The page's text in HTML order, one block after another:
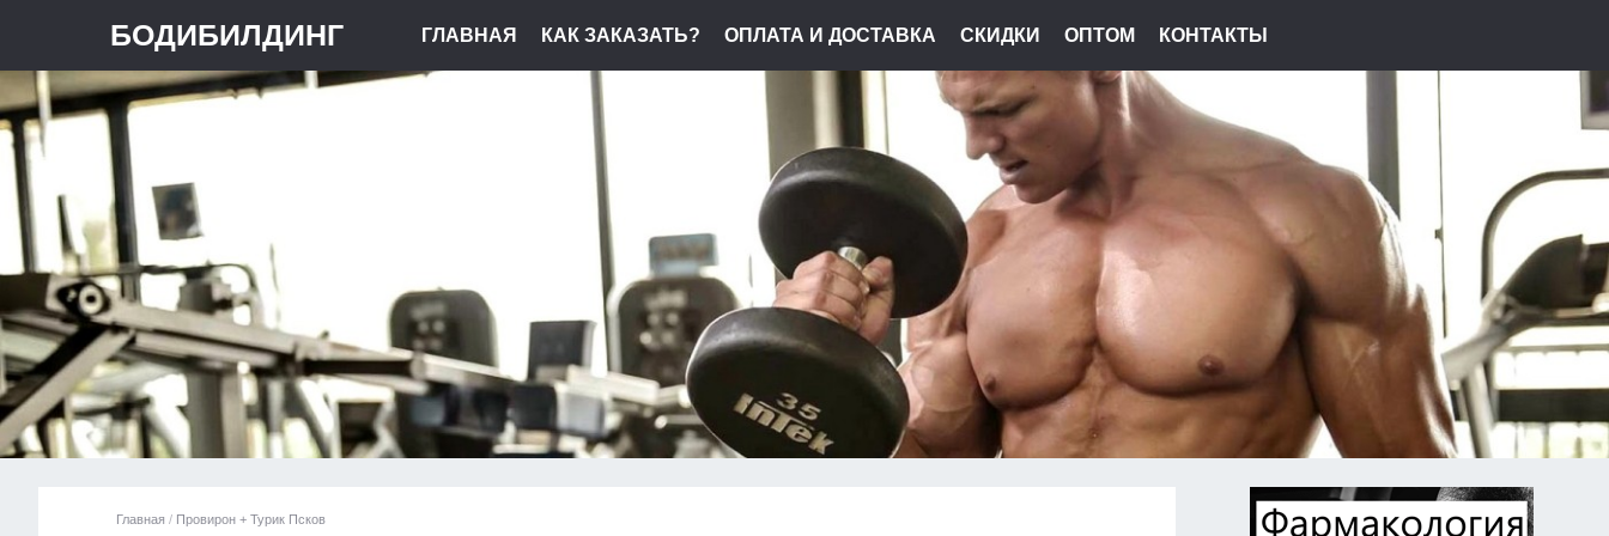
БОДИБИЛДИНГ ГЛАВНАЯ КАК ЗАКАЗАТЬ? ОПЛАТА И ДОСТАВКА СКИДКИ ОПТОМ КОНТАКТЫ
Главная / Провирон + Турик Псков